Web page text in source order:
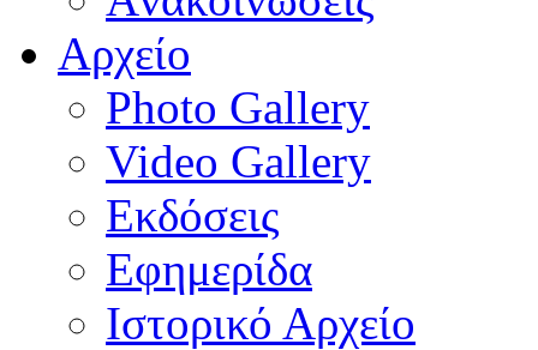
Αρχείο
Photo Gallery
Video Gallery
Εκδόσεις
Εφημερίδα
Ιστορικό Αρχείο